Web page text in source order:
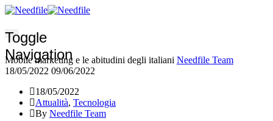
Toggle
Navigation
Mobile marketing e le abitudini degli italiani Needfile Team
18/05/2022 09/06/2022
18/05/2022
Attualità, Tecnologia
By Needfile Team